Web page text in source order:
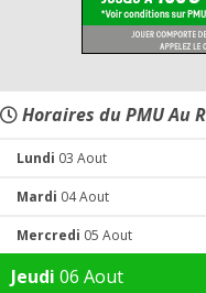
Horaires du PMU Au
Lundi 03 Aout
Mardi 04 Aout
Mercredi 05 Aout
Jeudi 06 Aout